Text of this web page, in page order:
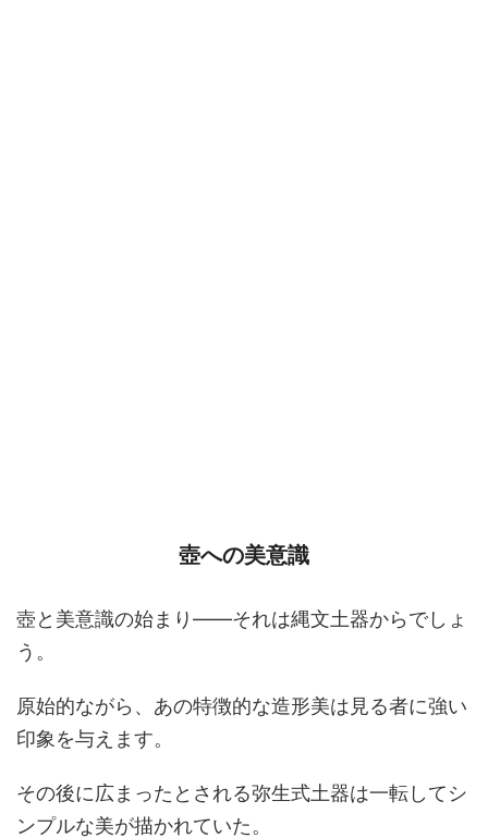
壺への美意識
壺と美意識の始まり――それは縄文土器からでしょ
う。
原始的ながら、あの特徴的な造形美は見る者に強い
印象を与えます。
その後に広まったとされる弥生式土器は一転してシ
ンプルな美が描かれていた。